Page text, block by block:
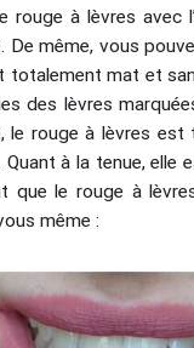
rouge à lèvres avec
De même, vous
totalement mat et
des lèvres
rouge à lèvres est
à la tenue, elle
que le rouge à
même :